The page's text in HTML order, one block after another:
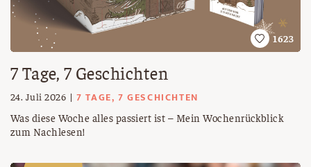
1623
7 Tage, 7 Geschichten
24. Juli 2026 7 TAGE, 7 GESCHICHTEN
Was diese Woche alles passiert ist – Mein Wochenrückblick
zum Nachlesen!